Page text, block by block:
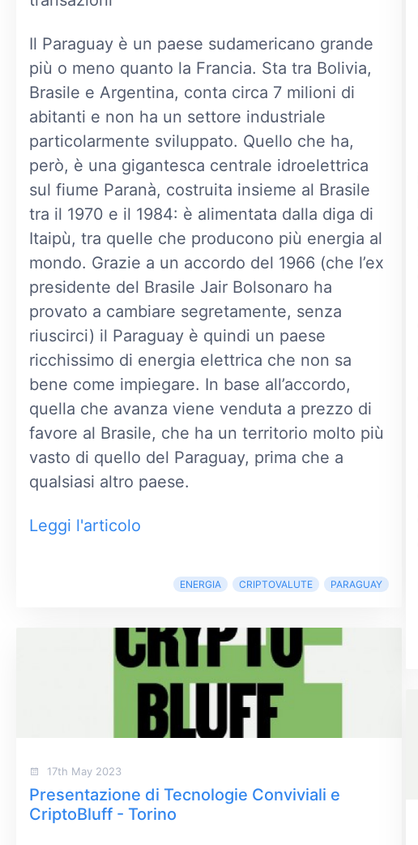
Il Paraguay è un paese sudamericano grande
più o meno quanto la Francia. Sta tra Bolivia,
Brasile e Argentina, conta circa 7 milioni di
abitanti e non ha un settore industriale
particolarmente sviluppato. Quello che ha,
però, è una gigantesca centrale idroelettrica
sul fiume Paranà, costruita insieme al Brasile
tra il 1970 e il 1984: è alimentata dalla diga di
Itaipù, tra quelle che producono più energia al
mondo. Grazie a un accordo del 1966 (che l’ex
presidente del Brasile Jair Bolsonaro ha
provato a cambiare segretamente, senza
riuscirci) il Paraguay è quindi un paese
ricchissimo di energia elettrica che non sa
bene come impiegare. In base all’accordo,
quella che avanza viene venduta a prezzo di
favore al Brasile, che ha un territorio molto più
vasto di quello del Paraguay, prima che a
qualsiasi altro paese.
Leggi l'articolo
ENERGIA CRIPTOVALUTE PARAGUAY
17th May 2023
Presentazione di Tecnologie Conviviali e
CriptoBluff - Torino